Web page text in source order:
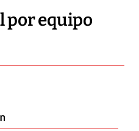
por equipo